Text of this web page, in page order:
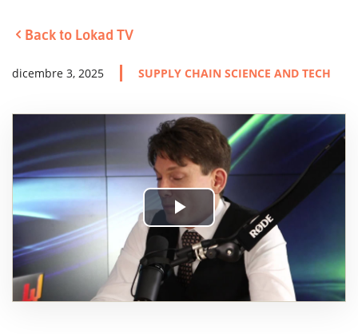
Back to Lokad TV
dicembre 3, 2025 SUPPLY CHAIN SCIENCE AND TECH
Play
Video